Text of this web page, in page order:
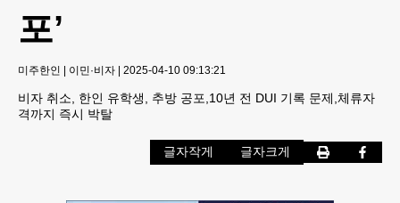
포’
미주한인 | 이민·비자 | 2025-04-10 09:13:21
비자 취소, 한인 유학생, 추방 공포,10년 전 DUI 기록 문제,체류자
격까지 즉시 박탈
글자작게 글자크게